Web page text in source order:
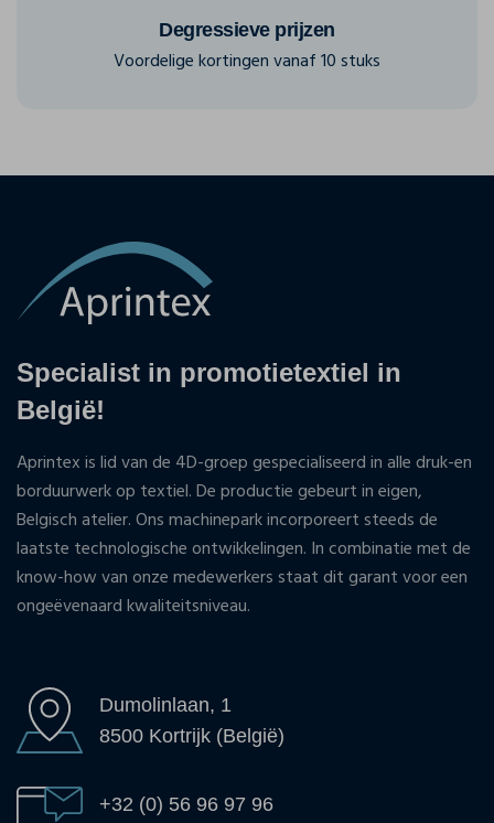
Degressieve prijzen
Voordelige kortingen vanaf 10 stuks
Specialist in promotietextiel in
België!
Aprintex is lid van de 4D-groep gespecialiseerd in alle druk-en
borduurwerk op textiel. De productie gebeurt in eigen,
Belgisch atelier. Ons machinepark incorporeert steeds de
laatste technologische ontwikkelingen. In combinatie met de
know-how van onze medewerkers staat dit garant voor een
ongeëvenaard kwaliteitsniveau.
Dumolinlaan, 1
8500 Kortrijk (België)
+32 (0) 56 96 97 96